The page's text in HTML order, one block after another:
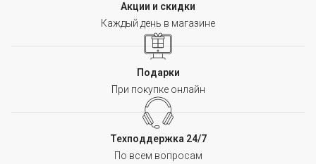
Акции и скидки
Каждый день в магазине
Подарки
При покупке онлайн
Техподдержка 24/7
По всем вопросам